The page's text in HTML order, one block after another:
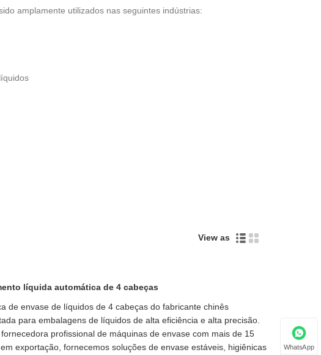
amplamente utilizados nas seguintes indústrias:
View as
líquida automática de 4 cabeças
de envase de líquidos de 4 cabeças do fabricante chinês
para embalagens de líquidos de alta eficiência e alta precisão.
profissional de máquinas de envase com mais de 15
exportação, fornecemos soluções de envase estáveis, higiênicas
WhatsApp